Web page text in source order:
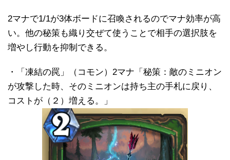
2マナで1/1が3体ボードに召喚されるのでマナ効率が高
い。他の秘策も織り交ぜて使うことで相手の選択肢を
増やし行動を抑制できる。
・「凍結の罠」（コモン）2マナ「秘策：敵のミニオン
が攻撃した時、そのミニオンは持ち主の手札に戻り、
コストが（２）増える。」